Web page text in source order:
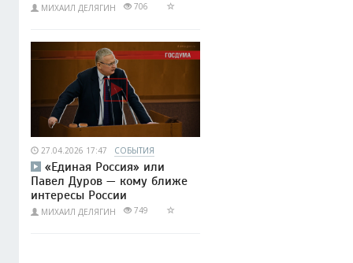
МИХАИЛ ДЕЛЯГИН 706
27.04.2026 17:47 СОБЫТИЯ
«Единая Россия» или
Павел Дуров — кому ближе
интересы России
МИХАИЛ ДЕЛЯГИН 749